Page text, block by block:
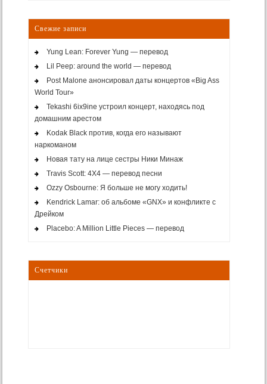
Свежие записи
Yung Lean: Forever Yung — перевод
Lil Peep: around the world — перевод
Post Malone анонсировал даты концертов «Big Ass
World Tour»
Tekashi 6ix9ine устроил концерт, находясь под
домашним арестом
Kodak Black против, когда его называют
наркоманом
Новая тату на лице сестры Ники Минаж
Travis Scott: 4X4 — перевод песни
Ozzy Osbourne: Я больше не могу ходить!
Kendrick Lamar: об альбоме «GNX» и конфликте с
Дрейком
Placebo: A Million Little Pieces — перевод
Счетчики